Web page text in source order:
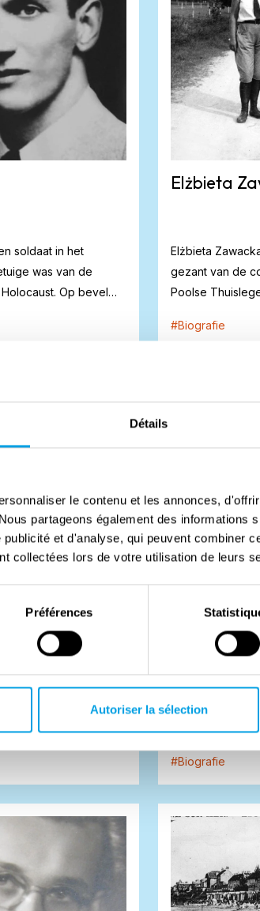
Détails
le contenu et les annonces,
partageons également des informations
et d'analyse, qui peuvent combiner
collectées lors de votre utilisation de leurs
Préférences
Autoriser la sélection
soldaat in het
was van de
Op bevel
Elżbieta
Elżbieta
gezant van de
Poolse
#Biografie
de Australische
The Great Escape.
op een
Irma Grese
Irma Grese was
(Aufseherin). Ze
1942 bij
#Biografie